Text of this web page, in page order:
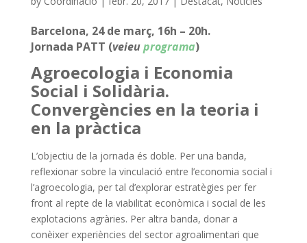
Barcelona, 24 de març, 16h – 20h.
Jornada PATT (veieuprograma)
Agroecologia i Economia
Social i Solidària.
Convergències en la teoria i
en la pràctica
L’objectiu de la jornada és doble. Per una banda,
reflexionar sobre la vinculació entre l’economia social i
l’agroecologia, per tal d’explorar estratègies per fer
front al repte de la viabilitat econòmica i social de les
explotacions agràries. Per altra banda, donar a
conèixer experiències del sector agroalimentari que